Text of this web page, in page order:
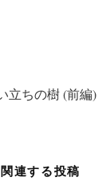
立ちの樹 (前編)
関連する投稿